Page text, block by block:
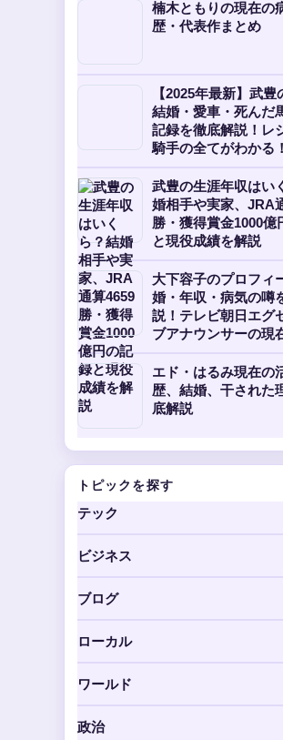
楠木ともりの現在の
歴・代表作まとめ
【2025年最新】武豊
結婚・愛車・死んだ
記録を徹底解説！レ
騎手の全てがわかる！
武豊の生涯年収はい
婚相手や実家、JRA
勝・獲得賞金1000億
と現役成績を解説
大下容子のプロフィ
婚・年収・病気の噂
説！テレビ朝日エグ
ブアナウンサーの現
エド・はるみ現在の
歴、結婚、干された
底解説
トピックを探す
テック
ビジネス
ブログ
ローカル
ワールド
政治